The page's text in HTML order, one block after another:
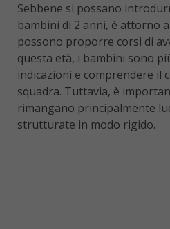
Sebbene si possano
bambini di 2 anni, è attorno
possono proporre corsi di
questa età, i bambini sono
indicazioni e comprendere il
squadra. Tuttavia, è
rimangano principalmente
strutturate in modo rigido.